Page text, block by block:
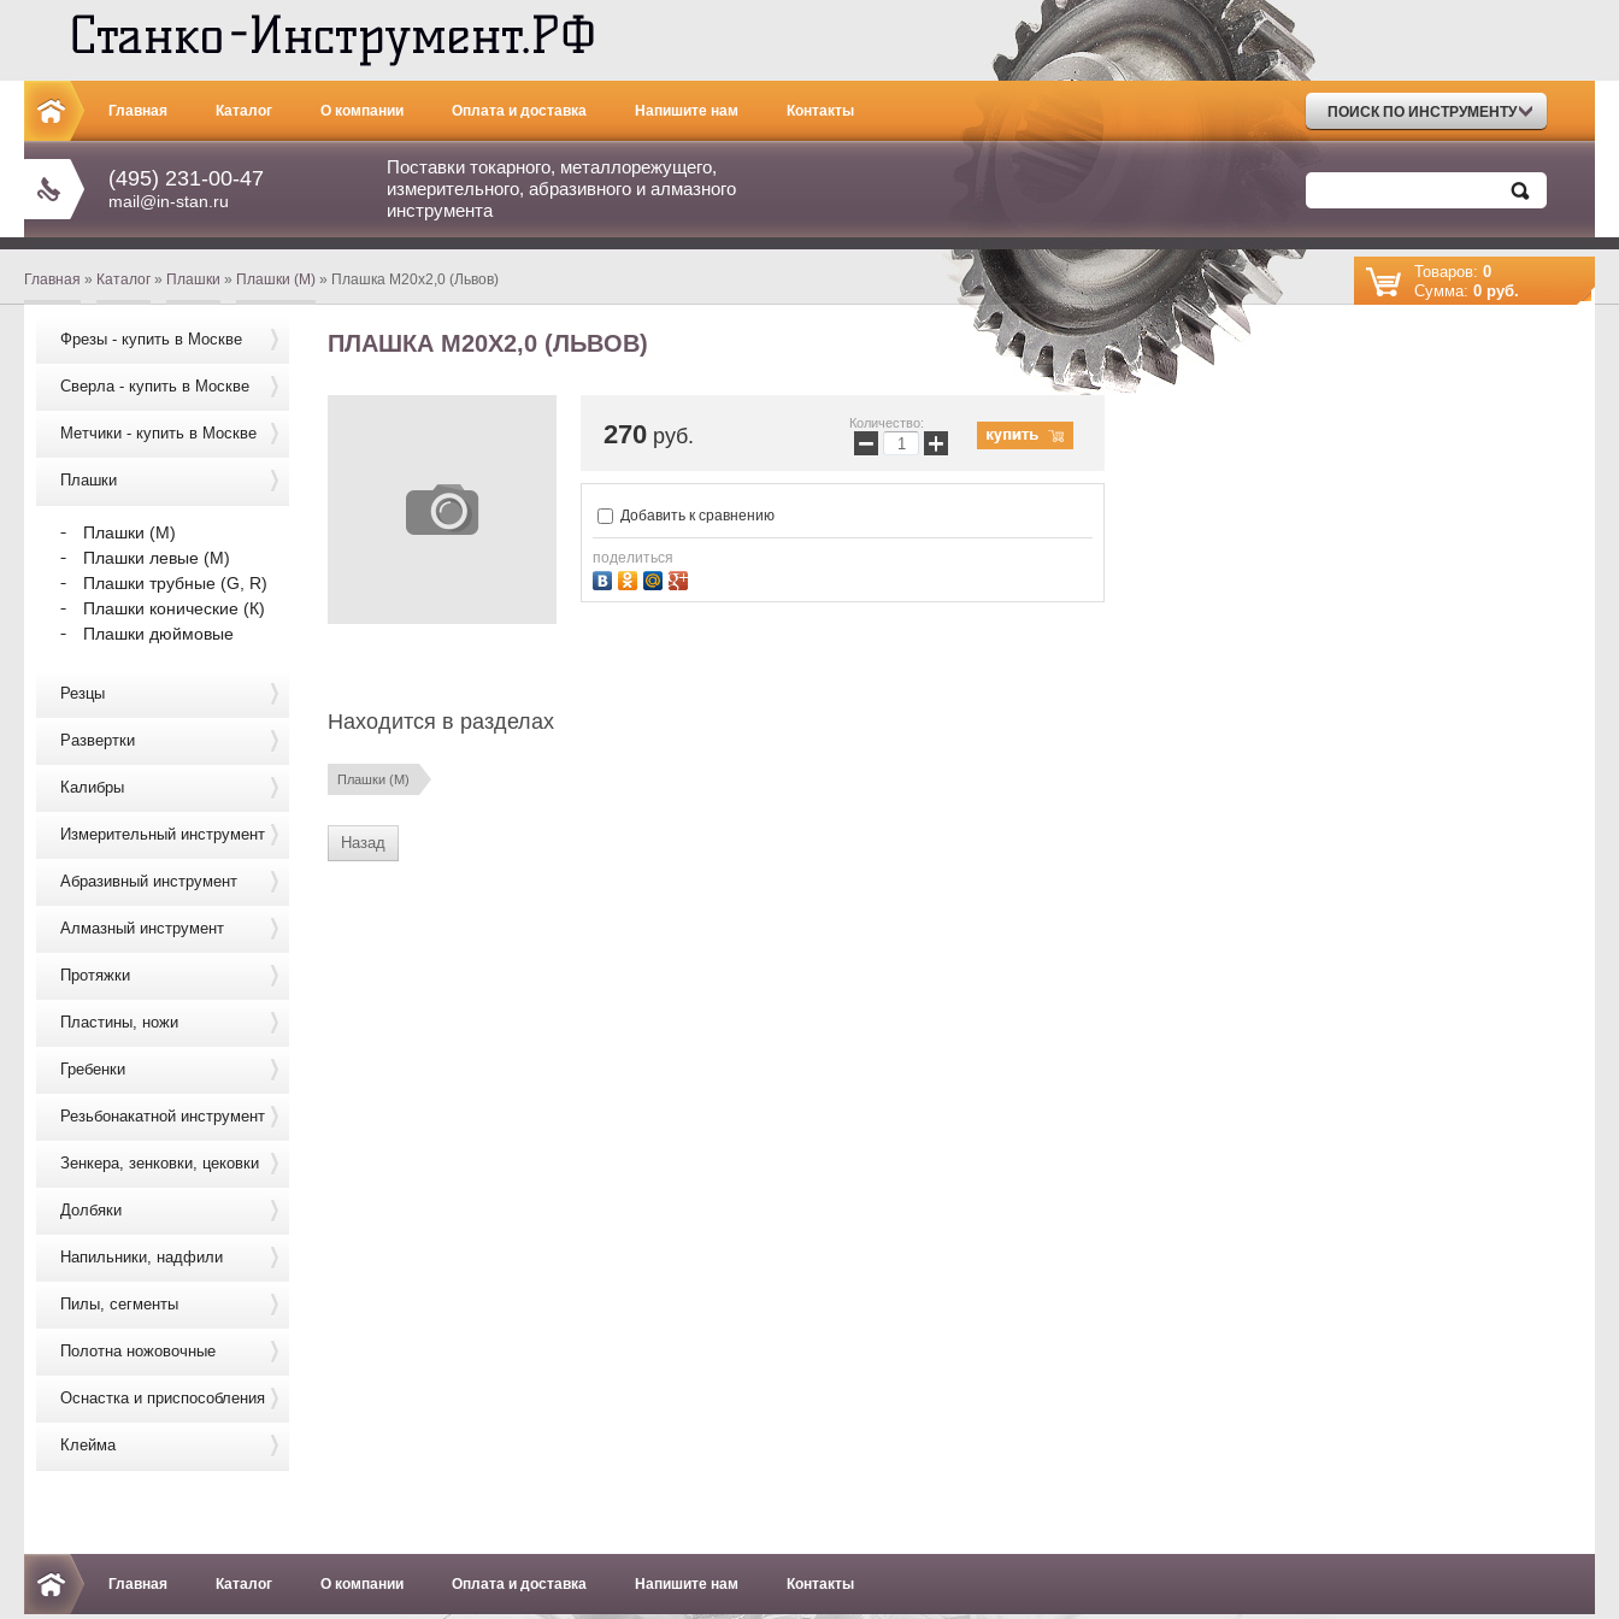
ПОИСК ПО ИНСТРУМЕНТУ
(495) 231-00-47
mail@in-stan.ru
Поставки токарного, металлорежущего,
измерительного, абразивного и алмазного
инструмента
Главная Каталог О компании Оплата и доставка Напишите нам Контакты
Главная » Каталог » Плашки » Плашки (М) » Плашка М20х2,0 (Львов) Товаров: 0
Cумма: 0 руб.
ПЛАШКА М20Х2,0 (ЛЬВОВ)
270 руб.
Количество:
− +
Добавить к сравнению
поделиться
Находится в разделах
Плашки (М)
Назад
Фрезы - купить в Москве
Сверла - купить в Москве
Метчики - купить в Москве
Плашки
Плашки (М)
Плашки левые (М)
Плашки трубные (G, R)
Плашки конические (К)
Плашки дюймовые
Резцы
Развертки
Калибры
Измерительный инструмент
Абразивный инструмент
Алмазный инструмент
Протяжки
Пластины, ножи
Гребенки
Резьбонакатной инструмент
Зенкера, зенковки, цековки
Долбяки
Напильники, надфили
Пилы, сегменты
Полотна ножовочные
Оснастка и приспособления
Клейма
Главная Каталог О компании Оплата и доставка Напишите нам Контакты